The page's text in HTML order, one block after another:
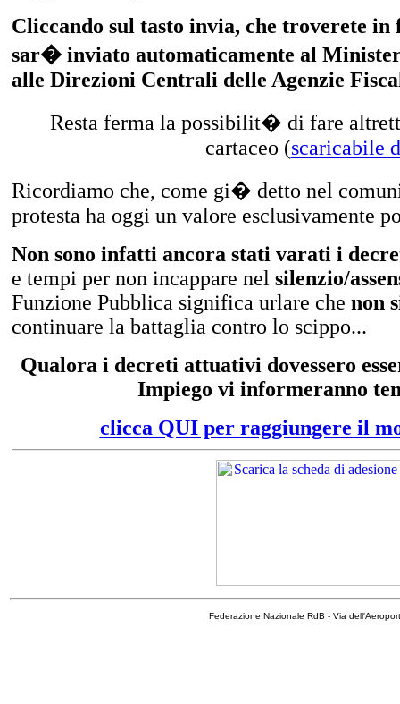
Cliccando sul tasto invia, che troverete in
sar� inviato automaticamente al
alle Direzioni Centrali delle Agenzie
Resta ferma la possibilit� di fare
cartaceo (scaricabile
Ricordiamo che, come gi� detto nel
protesta ha oggi un valore esclusivamente
Non sono infatti ancora stati varati i
e tempi per non incappare nel silenzio/
Funzione Pubblica significa urlare che non
continuare la battaglia contro lo scippo...
Qualora i decreti attuativi dovessero
Impiego vi informeranno
clicca QUI per raggiungere il
Federazione Nazionale RdB - Via